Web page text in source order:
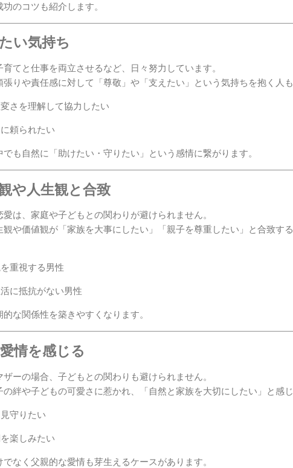
のコツも紹介します。
い気持ち
てと仕事を両立させるなど、日々努力しています。
張りや責任感に対して「尊敬」や「支えたい」という気持ちを抱く人
さを理解して協力したい
頼られたい
も自然に「助けたい・守りたい」という感情に繋がります。
や人生観と合致
は、家庭や子どもとの関わりが避けられません。
観や価値観が「家族を大事にしたい」「親子を尊重したい」と合致す
重視する男性
に抵抗がない男性
な関係性を築きやすくなります。
情を感じる
ーの場合、子どもとの関わりも避けられません。
の絆や子どもの可愛さに惹かれ、「自然と家族を大切にしたい」と感
守りたい
楽しみたい
なく父親的な愛情も芽生えるケースがあります。